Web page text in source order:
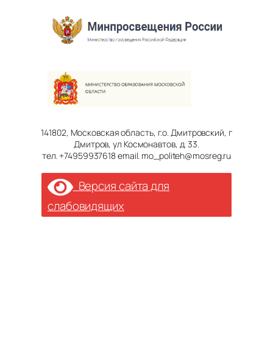
141802, Московская область, г.о. Дмитровский, г
Дмитров, ул Космонавтов, д. 33.
тел. +74959937618 email. mo_politeh@mosreg.ru
Версия сайта для
слабовидящих